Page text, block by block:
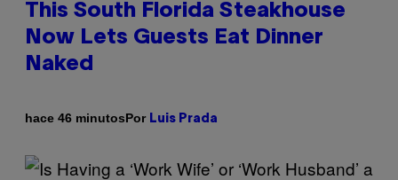
This South Florida Steakhouse
Now Lets Guests Eat Dinner
Naked
hace 46 minutosPor Luis Prada